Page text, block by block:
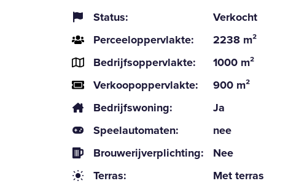
Status:
Verkocht
Perceeloppervlakte:
2238 m²
Bedrijfsoppervlakte:
1000 m²
Verkoopoppervlakte:
900 m²
Bedrijfswoning:
Ja
Speelautomaten:
nee
Brouwerijverplichting:
Nee
Terras:
Met terras